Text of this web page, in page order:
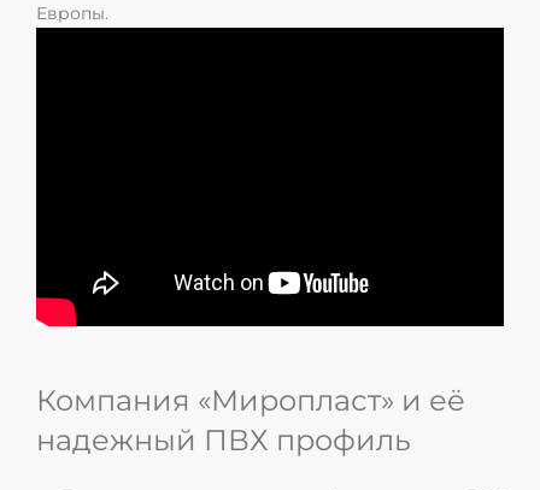
Европы.
Компания «Миропласт» и её
надежный ПВХ профиль